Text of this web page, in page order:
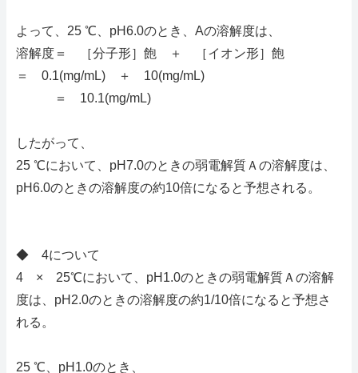
よって、25 ℃、pH6.0のとき、Aの溶解度は、
溶解度＝ ［分子形］飽 ＋ ［イオン形］飽
＝ 0.1(mg/mL) ＋ 10(mg/mL)
＝ 10.1(mg/mL)
したがって、
25 ℃において、pH7.0のときの弱電解質Ａの溶解度は、
pH6.0のときの溶解度の約10倍になると予想される。
◆ 4について
4 × 25℃において、pH1.0のときの弱電解質Ａの溶解
度は、pH2.0のときの溶解度の約1/10倍になると予想さ
れる。
25 ℃、pH1.0のとき、